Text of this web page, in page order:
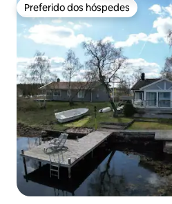
Preferido dos hóspedes
Preferido dos hóspedes